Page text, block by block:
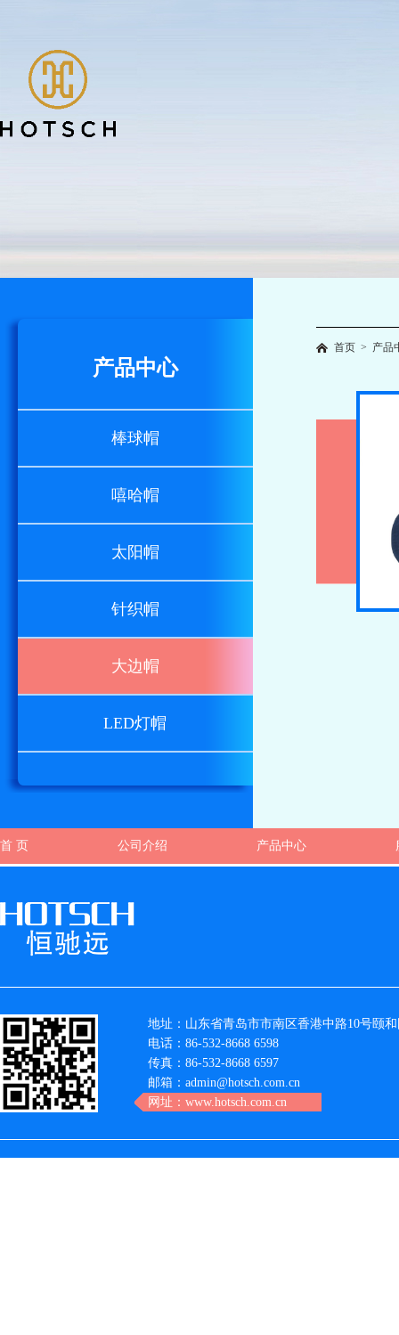
产品中心
棒球帽
嘻哈帽
太阳帽
针织帽
大边帽
LED灯帽
首页 > 产品
首 页 公司介绍 产品中心
地址：山东省青岛市市南区香港中路10号颐和
电话：86-532-8668 6598
传真：86-532-8668 6597
邮箱：admin@hotsch.com.cn
网址：www.hotsch.com.cn